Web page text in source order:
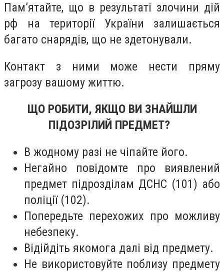
Пам’ятайте, що в результаті злочини дій
рф на території України залишається
багато снарядів, що не здетонували.
Контакт з ними може нести пряму
загрозу вашому життю.
ЩО РОБИТИ, ЯКЩО ВИ ЗНАЙШЛИ
ПІДОЗРІЛИЙ ПРЕДМЕТ?
В жодному разі не чіпайте його.
Негайно повідомте про виявлений
предмет підрозділам ДСНС (101) або
поліції (102).
Попередьте перехожих про можливу
небезпеку.
Відійдіть якомога далі від предмету.
Не використовуйте поблизу предмету